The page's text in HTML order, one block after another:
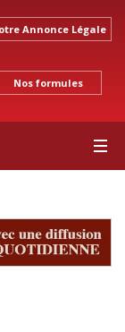
Annonce Légale
Nos formules